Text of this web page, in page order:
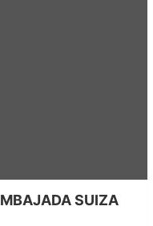
SUIZA